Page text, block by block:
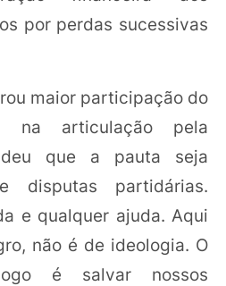
por perdas sucessivas
maior participação do
na articulação pela
que a pauta seja
disputas partidárias.
e qualquer ajuda. Aqui
não é de ideologia. O
é salvar nossos